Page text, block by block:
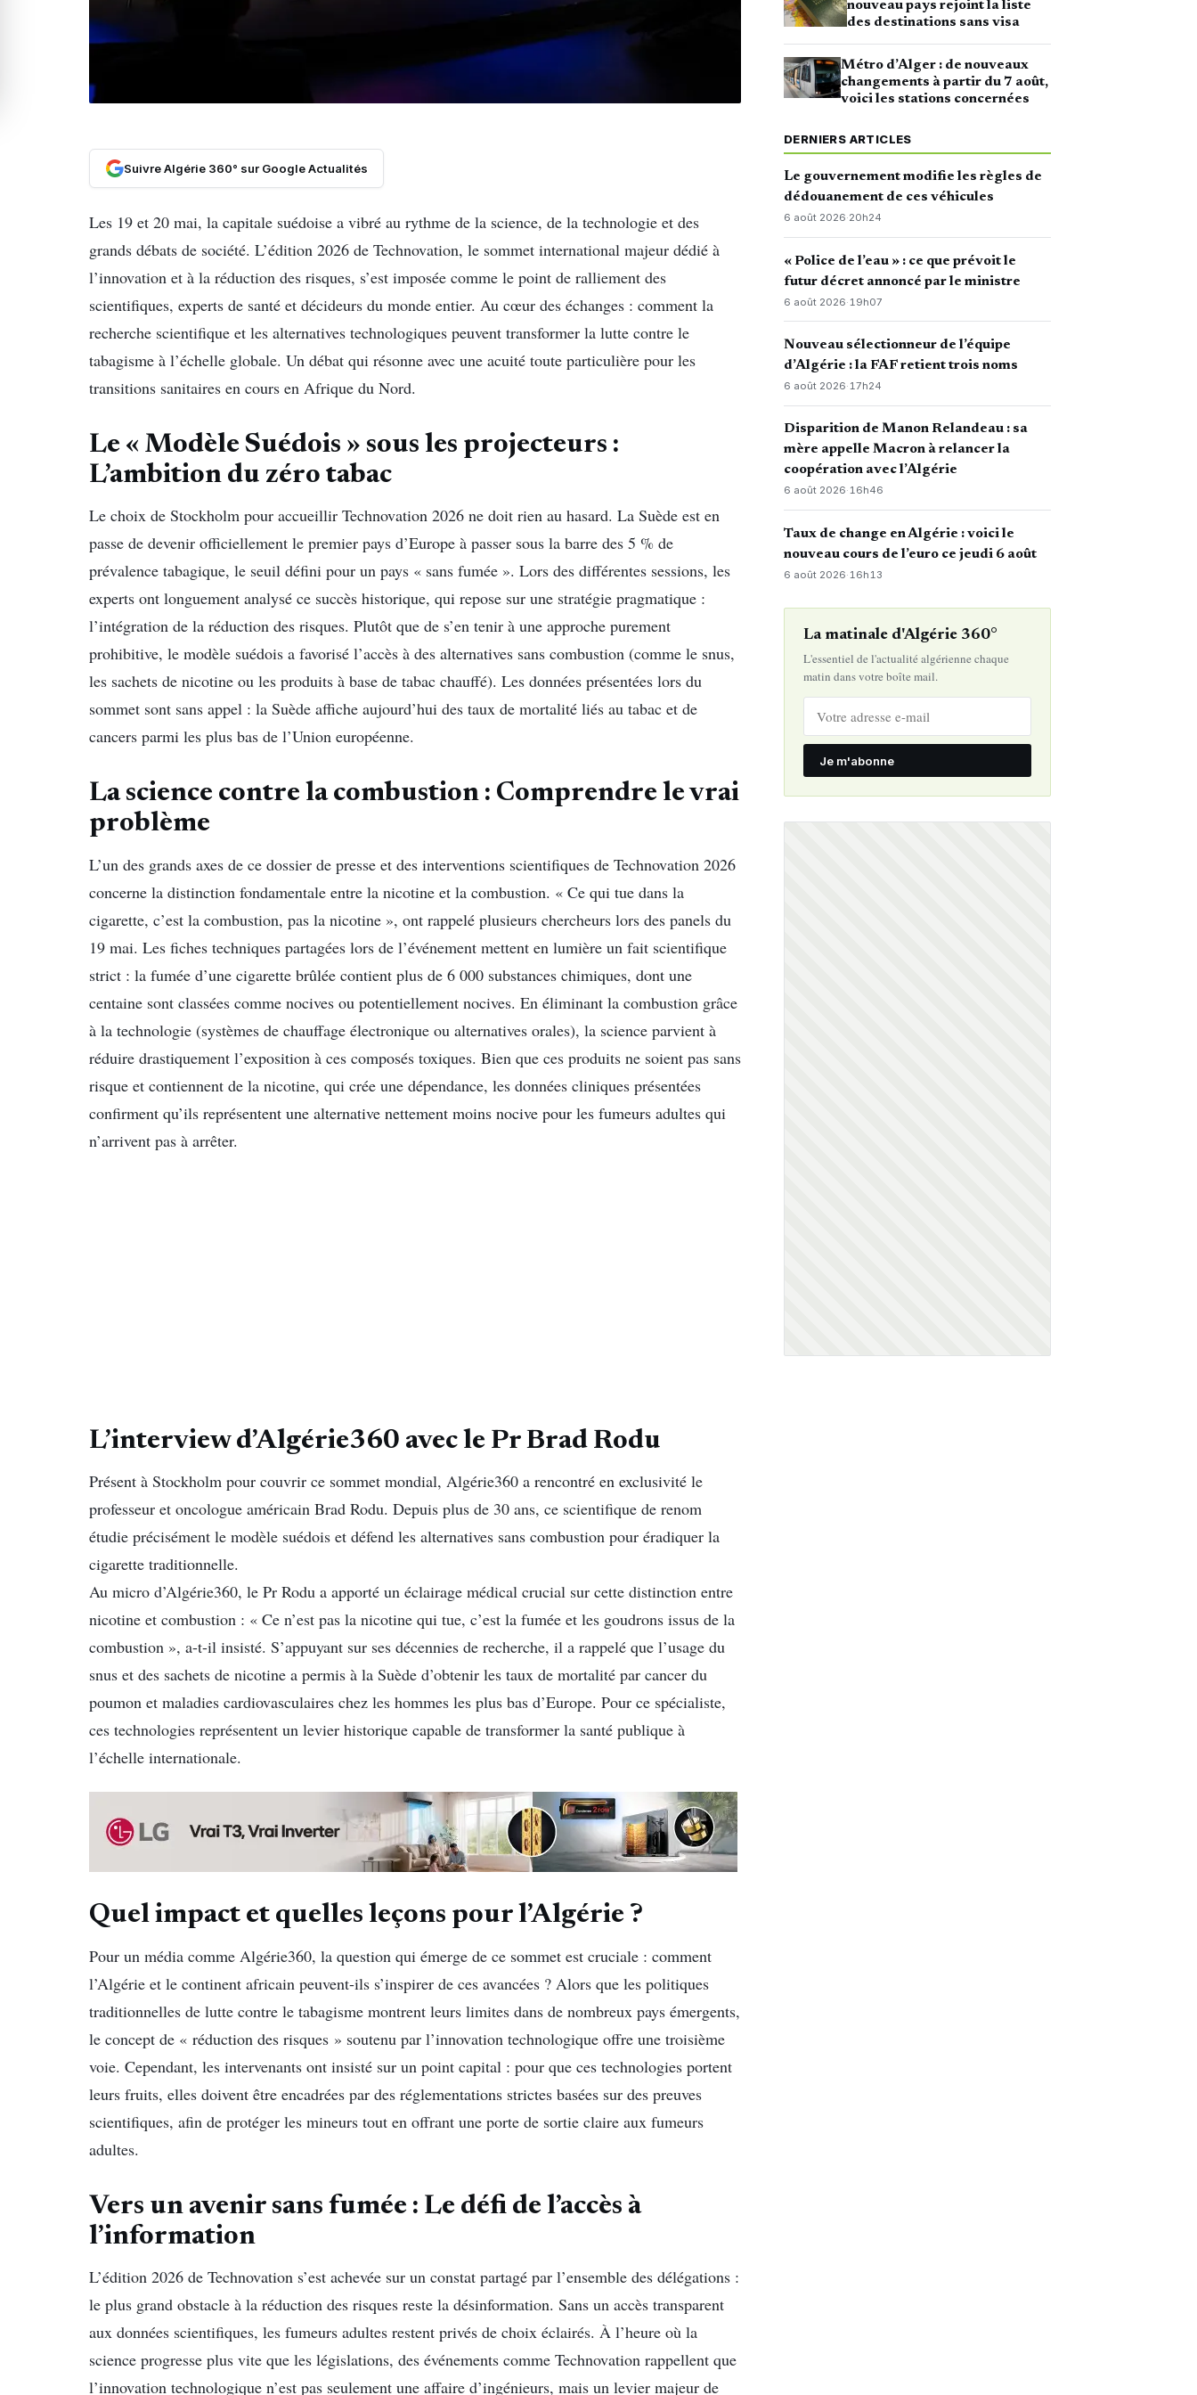
Suivre Algérie 360° sur Google Actualités
Les 19 et 20 mai, la capitale suédoise a vibré au rythme de la science, de la technologie et des
grands débats de société. L’édition 2026 de Technovation, le sommet international majeur dédié à
l’innovation et à la réduction des risques, s’est imposée comme le point de ralliement des
scientifiques, experts de santé et décideurs du monde entier. Au cœur des échanges : comment la
recherche scientifique et les alternatives technologiques peuvent transformer la lutte contre le
tabagisme à l’échelle globale. Un débat qui résonne avec une acuité toute particulière pour les
transitions sanitaires en cours en Afrique du Nord.
Le « Modèle Suédois » sous les projecteurs :
L’ambition du zéro tabac
​Le choix de Stockholm pour accueillir Technovation 2026 ne doit rien au hasard. La Suède est en
passe de devenir officiellement le premier pays d’Europe à passer sous la barre des 5 % de
prévalence tabagique, le seuil défini pour un pays « sans fumée ». Lors des différentes sessions, les
experts ont longuement analysé ce succès historique, qui repose sur une stratégie pragmatique :
l’intégration de la réduction des risques. Plutôt que de s’en tenir à une approche purement
prohibitive, le modèle suédois a favorisé l’accès à des alternatives sans combustion (comme le snus,
les sachets de nicotine ou les produits à base de tabac chauffé). Les données présentées lors du
sommet sont sans appel : la Suède affiche aujourd’hui des taux de mortalité liés au tabac et de
cancers parmi les plus bas de l’Union européenne.
La science contre la combustion : Comprendre le vrai
problème
L’un des grands axes de ce dossier de presse et des interventions scientifiques de Technovation 2026
concerne la distinction fondamentale entre la nicotine et la combustion. « Ce qui tue dans la
cigarette, c’est la combustion, pas la nicotine », ont rappelé plusieurs chercheurs lors des panels du
19 mai. Les fiches techniques partagées lors de l’événement mettent en lumière un fait scientifique
strict : la fumée d’une cigarette brûlée contient plus de 6 000 substances chimiques, dont une
centaine sont classées comme nocives ou potentiellement nocives. En éliminant la combustion grâce
à la technologie (systèmes de chauffage électronique ou alternatives orales), la science parvient à
réduire drastiquement l’exposition à ces composés toxiques. Bien que ces produits ne soient pas sans
risque et contiennent de la nicotine, qui crée une dépendance, les données cliniques présentées
confirment qu’ils représentent une alternative nettement moins nocive pour les fumeurs adultes qui
n’arrivent pas à arrêter.
L’interview d’Algérie360 avec le Pr Brad Rodu
Présent à Stockholm pour couvrir ce sommet mondial, Algérie360 a rencontré en exclusivité le
professeur et oncologue américain Brad Rodu. Depuis plus de 30 ans, ce scientifique de renom
étudie précisément le modèle suédois et défend les alternatives sans combustion pour éradiquer la
cigarette traditionnelle.
​Au micro d’Algérie360, le Pr Rodu a apporté un éclairage médical crucial sur cette distinction entre
nicotine et combustion : « Ce n’est pas la nicotine qui tue, c’est la fumée et les goudrons issus de la
combustion », a-t-il insisté. S’appuyant sur ses décennies de recherche, il a rappelé que l’usage du
snus et des sachets de nicotine a permis à la Suède d’obtenir les taux de mortalité par cancer du
poumon et maladies cardiovasculaires chez les hommes les plus bas d’Europe. Pour ce spécialiste,
ces technologies représentent un levier historique capable de transformer la santé publique à
l’échelle internationale.
Quel impact et quelles leçons pour l’Algérie ?
​Pour un média comme Algérie360, la question qui émerge de ce sommet est cruciale : comment
l’Algérie et le continent africain peuvent-ils s’inspirer de ces avancées ? Alors que les politiques
traditionnelles de lutte contre le tabagisme montrent leurs limites dans de nombreux pays émergents,
le concept de « réduction des risques » soutenu par l’innovation technologique offre une troisième
voie. Cependant, les intervenants ont insisté sur un point capital : pour que ces technologies portent
leurs fruits, elles doivent être encadrées par des réglementations strictes basées sur des preuves
scientifiques, afin de protéger les mineurs tout en offrant une porte de sortie claire aux fumeurs
adultes.
Vers un avenir sans fumée : Le défi de l’accès à
l’information
L’édition 2026 de Technovation s’est achevée sur un constat partagé par l’ensemble des délégations :
le plus grand obstacle à la réduction des risques reste la désinformation. Sans un accès transparent
aux données scientifiques, les fumeurs adultes restent privés de choix éclairés. À l’heure où la
science progresse plus vite que les législations, des événements comme Technovation rappellent que
l’innovation technologique n’est pas seulement une affaire d’ingénieurs, mais un levier majeur de
nouveau pays rejoint la liste
des destinations sans visa
Métro d’Alger : de nouveaux
changements à partir du 7 août,
voici les stations concernées
DERNIERS ARTICLES
Le gouvernement modifie les règles de
dédouanement de ces véhicules
6 août 2026·20h24
« Police de l’eau » : ce que prévoit le
futur décret annoncé par le ministre
6 août 2026· 19h07
Nouveau sélectionneur de l’équipe
d’Algérie : la FAF retient trois noms
6 août 2026·17h24
Disparition de Manon Relandeau : sa
mère appelle Macron à relancer la
coopération avec l’Algérie
6 août 2026·16h46
Taux de change en Algérie : voici le
nouveau cours de l’euro ce jeudi 6 août
6 août 2026· 16h13
La matinale d'Algérie 360°
L'essentiel de l'actualité algérienne chaque
matin dans votre boîte mail.
Je m'abonne